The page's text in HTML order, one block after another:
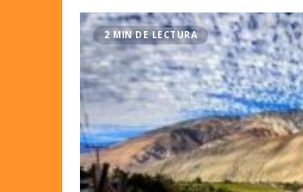
2 MIN DE LECTURA